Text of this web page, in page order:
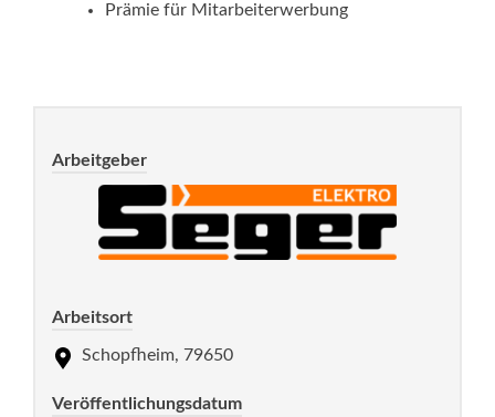
Prämie für Mitarbeiterwerbung
Arbeitgeber
Arbeitsort
Schopfheim, 79650
Veröffentlichungsdatum